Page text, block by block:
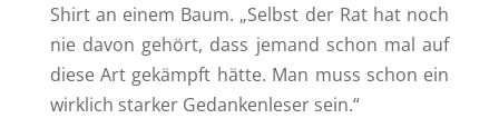
Shirt an einem Baum. „Selbst der Rat hat noch
nie davon gehört, dass jemand schon mal auf
diese Art gekämpft hätte. Man muss schon ein
wirklich starker Gedankenleser sein.“